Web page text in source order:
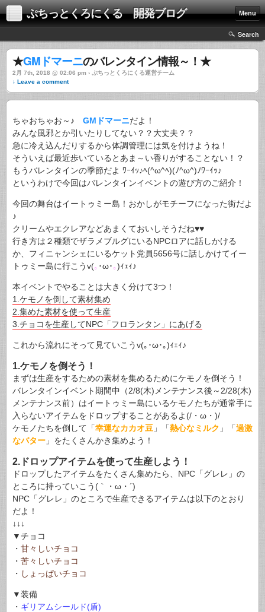
ぷちっとくろにくる 開発ブログ Menu
Search
★GMドマーニのバレンタイン情報～！★
2月 7th, 2018 @ 02:06 pm › ぷちっとくろにくる運営チーム
↓ Leave a comment
ちゃおちゃお～♪ GMドマーニだよ！
みんな風邪とか引いたりしてない？？大丈夫？？
急に冷え込んだりするから体調管理には気を付けようね！
そういえば最近歩いているとあま～い香りがすることない！？
もうバレンタインの季節だよ ﾜｰｲｯ♪ﾍ(^ω^ﾍ)(ﾉ^ω^)ﾉﾜｰｲｯ♪
というわけで今回はバレンタインイベントの遊び方のご紹介！
今回の舞台はイートゥミー島！おかしがモチーフになった街だよ
♪
クリームやエクレアなどあまくておいしそうだね♥♥
行き方は２種類でザラメブルグにいるNPCロアに話しかける
か、フィニャンシェにいるケット党員5656号に話しかけてイー
トゥミー島に行こうv(｡ ･ω･｡)ｨｪｨ♪
本イベントでやることは大きく分けて3つ！
1.ケモノを倒して素材集め
2.集めた素材を使って生産
3.チョコを生産してNPC「フロランタン」にあげる
これから流れにそって見ていこうv(｡･ω･｡)ｨｪｨ♪
1.ケモノを倒そう！
まずは生産をするための素材を集めるためにケモノを倒そう！
バレンタインイベント期間中（2/8(木)メンテナンス後～2/28(木)
メンテナンス前）はイートゥミー島にいるケモノたちが通常手に
入らないアイテムをドロップすることがあるよ(/・ω・)/
ケモノたちを倒して「幸運なカカオ豆 」「熱心なミルク 」「過激
なバター 」をたくさんかき集めよう！
2.ドロップアイテムを使って生産しよう！
ドロップしたアイテムをたくさん集めたら、NPC「グレレ」の
ところに持っていこう(｀・ω・´)
NPC「グレレ」のところで生産できるアイテムは以下のとおり
だよ！
↓↓↓
▼チョコ
・ 甘々しいチョコ
・ 苦々しいチョコ
・ しょっぱいチョコ
▼装備
・ ギリアムシールド(盾)